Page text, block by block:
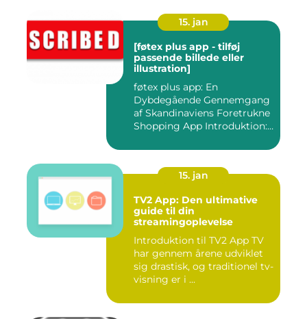
15. jan
[føtex plus app - tilføj
passende billede eller
illustration]
føtex plus app: En
Dybdegående Gennemgang
af Skandinaviens Foretrukne
Shopping App Introduktion:
15. jan
TV2 App: Den ultimative
guide til din
streamingoplevelse
Introduktion til TV2 App TV
har gennem årene udviklet
sig drastisk, og traditionel tv-
visning er i ...